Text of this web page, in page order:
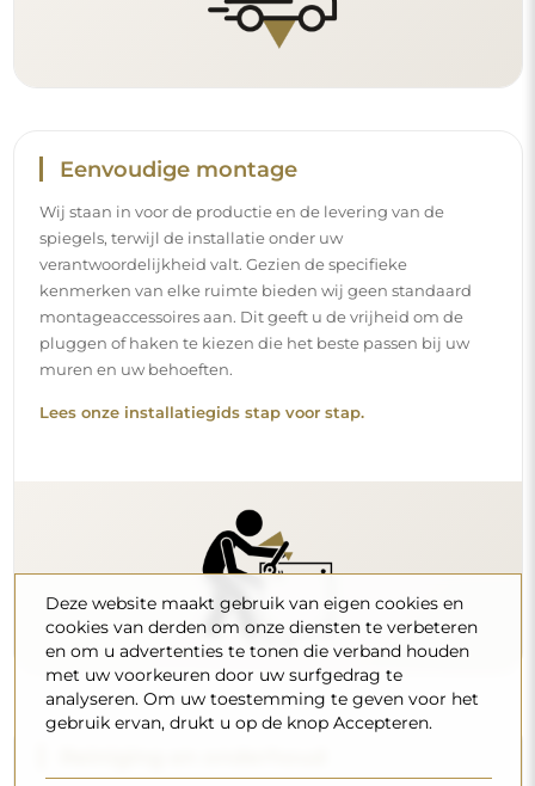
Eenvoudige montage
Wij staan in voor de productie en de levering van de
spiegels, terwijl de installatie onder uw
verantwoordelijkheid valt. Gezien de specifieke
kenmerken van elke ruimte bieden wij geen standaard
montageaccessoires aan. Dit geeft u de vrijheid om de
pluggen of haken te kiezen die het beste passen bij uw
muren en uw behoeften.
Lees onze installatiegids stap voor stap.
Deze website maakt gebruik van eigen cookies en
cookies van derden om onze diensten te verbeteren
en om u advertenties te tonen die verband houden
met uw voorkeuren door uw surfgedrag te
analyseren. Om uw toestemming te geven voor het
gebruik ervan, drukt u op de knop Accepteren.